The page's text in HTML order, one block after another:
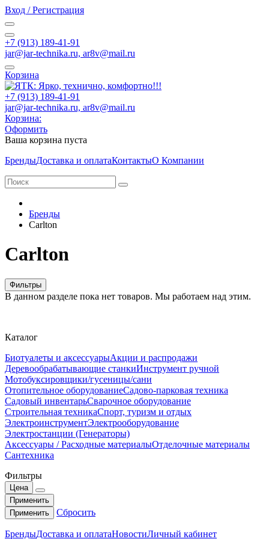
Вход / Регистрация
+7 (913) 189-41-91
jar@jar-technika.ru, ar8v@mail.ru
Корзина
+7 (913) 189-41-91
jar@jar-technika.ru, ar8v@mail.ru
Корзина:
Оформить
Ваша корзина пуста
БрендыДоставка и оплатаКонтактыО Компании
Бренды
Carlton
Carlton
Фильтры
В данном разделе пока нет товаров. Мы работаем над этим.
Каталог
Биотуалеты и аксессуарыАкции и распродажи
Деревообрабатывающие станкиИнструмент ручной
Мотобуксировщики/гусеницы/сани
Отопительное оборудованиеСадово-парковая техника
Садовый инвентарьСварочное оборудование
Строительная техникаСпорт, туризм и отдых
ЭлектроинструментЭлектрооборудование
Электростанции (Генераторы)
Аксессуары / Расходные материалыОтделочные материалы
Сантехника
Фильтры
Цена
Применить
Применить
Сбросить
БрендыДоставка и оплатаНовостиЛичный кабинет